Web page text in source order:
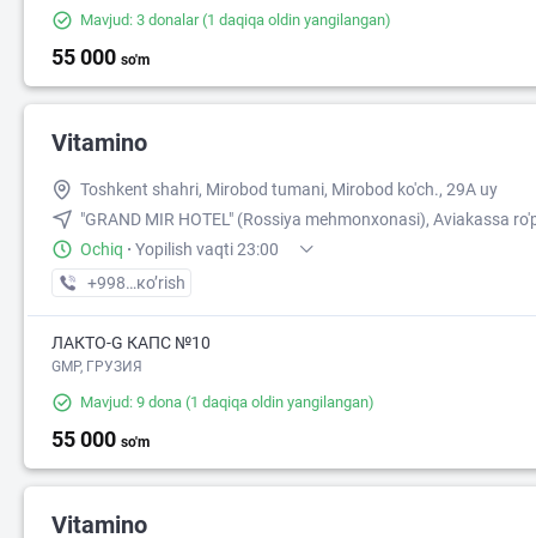
Mavjud: 3 donalar(1 daqiqa oldin yangilangan)
55 000 so'm
Vitamino
Toshkent shahri, Mirobod tumani, Mirobod ko'ch., 29A uy
"GRAND MIR HOTEL" (Rossiya mehmonxonasi), Aviakassa
Ochiq · Yopilish vaqti 23:00
+998 (95) XXX-XX-XX
кo’rish
ЛАКТО-G КАПС №10
GMP, ГРУЗИЯ
Mavjud: 9 dona (1 daqiqa oldin yangilangan)
55 000 so'm
Vitamino